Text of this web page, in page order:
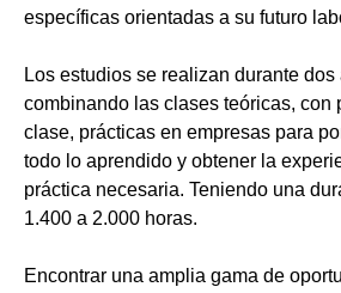
específicas orientadas a su futuro
Los estudios se realizan durante dos
combinando las clases teóricas, con
clase, prácticas en empresas para
todo lo aprendido y obtener la
práctica necesaria. Teniendo una
1.400 a 2.000 horas.
Encontrar una amplia gama de